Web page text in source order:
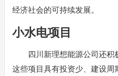
经济社会的可持续发展。
小水电项目
四川新理想能源公司还积
这些项目具有投资少、建设周